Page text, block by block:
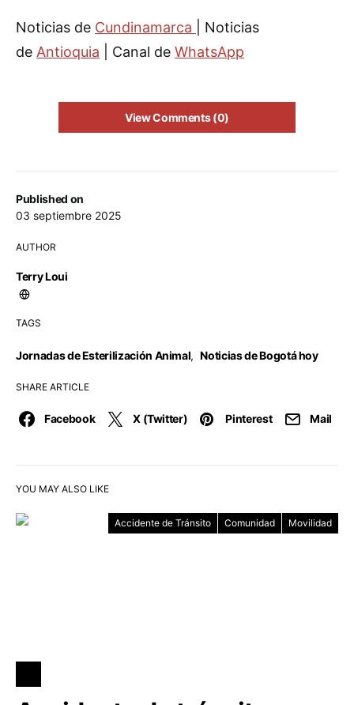
Published on
03 septiembre 2025
AUTHOR
Terry Loui
TAGS
Jornadas de Esterilización Animal, Noticias de Bogotá hoy
SHARE ARTICLE
Facebook X (Twitter) Pinterest Mail
Noticias de Cundinamarca
| Noticias
de Antioquia | Canal de WhatsApp
View Comments (0)
YOU MAY ALSO LIKE
Accidente de Tránsito Comunidad Movilidad